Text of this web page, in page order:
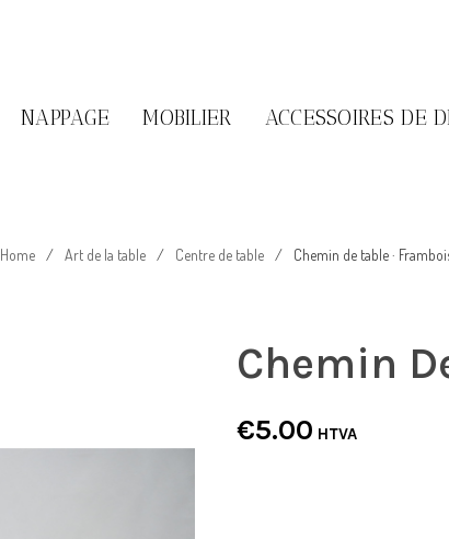
NAPPAGE MOBILIER ACCESSOIRES DE
Home / Art de la table / Centre de table / Chemin de table ·
Chemin
€5.00 HTVA